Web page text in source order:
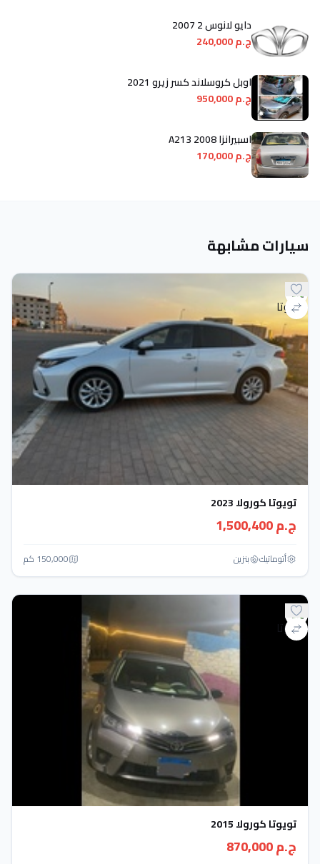
دايو لانوس 2 2007
ج.م 240,000
اوبل كروسلاند كسر زيرو 2021
ج.م 950,000
اسبيرانزا A213 2008
ج.م 170,000
سيارات مشابهة
تويوتا كورولا 2023
ج.م 1,500,400
أتوماتيك‎ بنزين 150,000 كم
تويوتا كورولا 2015
ج.م 870,000